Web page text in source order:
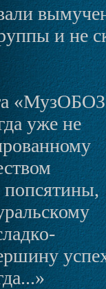
и не
уже не